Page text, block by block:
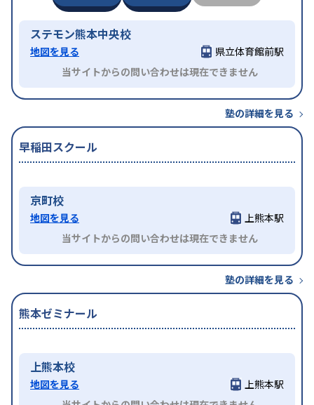
ステモン熊本中央校
地図を見る
県立体育館前駅
当サイトからの問い合わせは現在できません
塾の詳細を見る
早稲田スクール
京町校
地図を見る
上熊本駅
当サイトからの問い合わせは現在できません
塾の詳細を見る
熊本ゼミナール
上熊本校
地図を見る
上熊本駅